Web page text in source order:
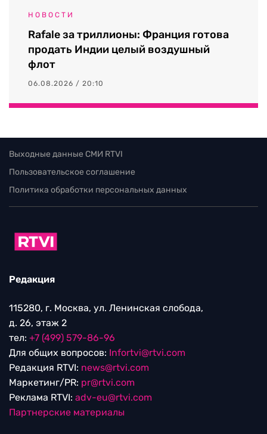
НОВОСТИ
Rafale за триллионы: Франция готова
продать Индии целый воздушный
флот
06.08.2026 / 20:10
Выходные данные СМИ RTVI
Пользовательское соглашение
Политика обработки персональных данных
Редакция
115280, г. Москва, ул. Ленинская слобода,
д. 26, этаж 2
тел: +7 (499) 579-86-96
Для общих вопросов: Infortvi@rtvi.com
Редакция RTVI: news@rtvi.com
Маркетинг/PR: pr@rtvi.com
Реклама RTVI: adv-eu@rtvi.com
Партнерские материалы